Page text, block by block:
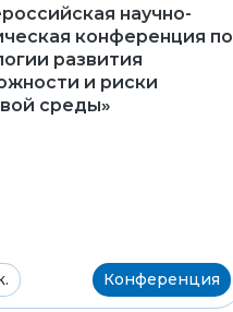
научно-
конференция по
развития
и риски
среды»
Конференция